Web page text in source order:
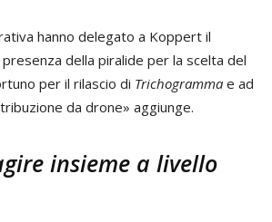
hanno delegato a Koppert il
della piralide per la scelta del
per il rilascio di Trichogramma e ad
da drone» aggiunge.
insieme a livello